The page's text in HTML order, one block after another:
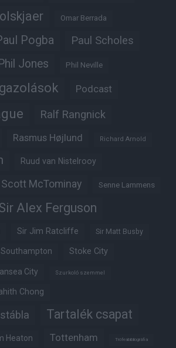
Omar Berrada
Pogba Paul Scholes
Phil Jones Phil Neville
Podcast
Ralf Rangnick
Rasmus Højlund Richard Arnold
Ruud van Nistelrooy
Scott McTominay Senne Lammens
Alex Ferguson
Sir Jim Ratcliffe Sir Matt Busby
Southampton Stoke City
City Szurkoló szemmel
Chong
Tartalék csapat
Heaton Tottenham Trófeabibliográfia